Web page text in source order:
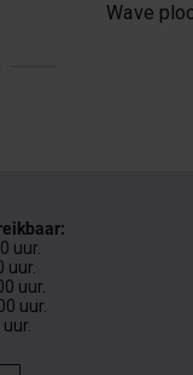
Wave
uur.
uur.
uur.
uur.